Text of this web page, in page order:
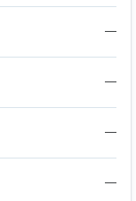
—
—
—
—